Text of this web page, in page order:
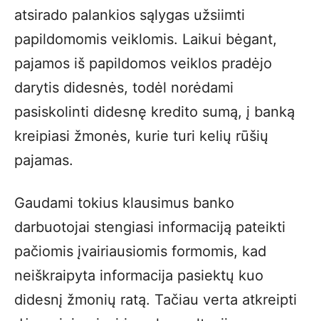
atsirado palankios sąlygas užsiimti
papildomomis veiklomis. Laikui bėgant,
pajamos iš papildomos veiklos pradėjo
darytis didesnės, todėl norėdami
pasiskolinti didesnę kredito sumą, į banką
kreipiasi žmonės, kurie turi kelių rūšių
pajamas.
Gaudami tokius klausimus banko
darbuotojai stengiasi informaciją pateikti
pačiomis įvairiausiomis formomis, kad
neiškraipyta informacija pasiektų kuo
didesnį žmonių ratą. Tačiau verta atkreipti